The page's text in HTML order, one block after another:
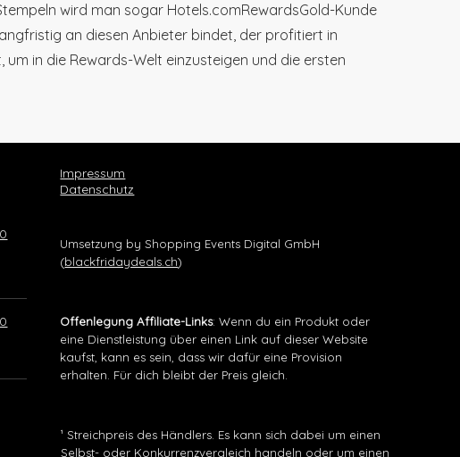
wird man sogar Hotels.comRewardsGold-Kunde
an diesen Anbieter bindet, der profitiert in
in die Rewards-Welt einzusteigen und die ersten
Impressum
Datenschutz
Umsetzung by Shopping Events Digital GmbH
(blackfridaydeals.ch)
Offenlegung Affiliate-Links: Wenn du ein Produkt oder
eine Dienstleistung über einen Link auf dieser Website
kaufst, kann es sein, dass wir dafür eine Provision
erhalten. Für dich bleibt der Preis gleich.
¹ Streichpreis des Händlers. Es kann sich dabei um einen
Selbst- oder Konkurrenzvergleich handeln oder um einen